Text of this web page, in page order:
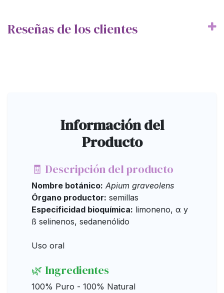
Reseñas de los clientes
Información del
Producto
🧾 Descripción del producto
Nombre botánico: Apium graveolens
Órgano productor: semillas
Especificidad bioquímica: limoneno, α y
ß selinenos, sedanenólido
Uso oral
🌿 Ingredientes
100% Puro - 100% Natural